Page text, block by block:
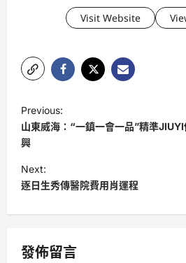
Visit Website
o
s
t
n
a
i
Previous:
山東威海：“一鎮一會一品”精準
興
Next:
逐日生秀傳醫院費用肖運程
發佈留言